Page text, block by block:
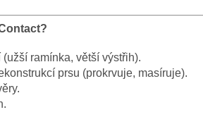
ramínka, větší výstřih).
prsu (prokrvuje, masíruje).